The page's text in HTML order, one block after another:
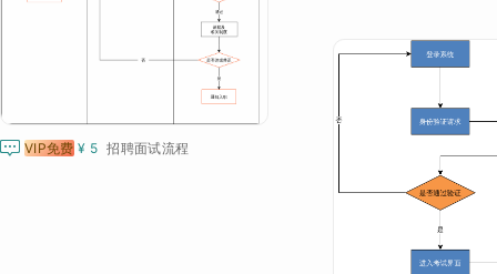
 VIP免费 ¥ 5 招聘面试流程